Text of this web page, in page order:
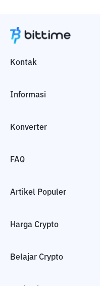
Kontak
Informasi
Konverter
FAQ
Artikel Populer
Harga Crypto
Belajar Crypto